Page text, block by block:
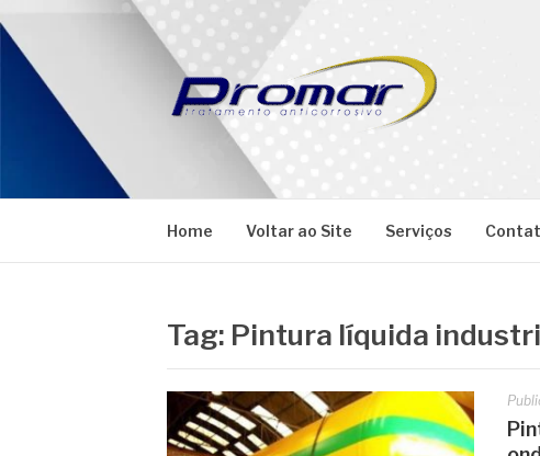
para
conteúdo
PROMAR
Home Voltar ao Site Serviços
Tag: Pintura líquida